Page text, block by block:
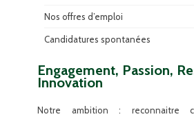
Nos offres d’emploi
Candidatures spontanées
Engagement, Passion,
Innovation
Notre ambition : reconnaitre